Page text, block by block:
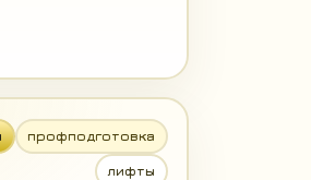
профподготовка
лифты